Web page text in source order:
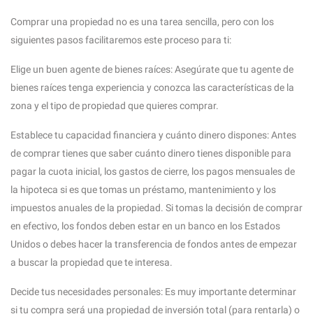
Comprar una propiedad no es una tarea sencilla, pero con los
siguientes pasos facilitaremos este proceso para ti:
Elige un buen agente de bienes raíces: Asegúrate que tu agente de
bienes raíces tenga experiencia y conozca las características de la
zona y el tipo de propiedad que quieres comprar.
Establece tu capacidad financiera y cuánto dinero dispones: Antes
de comprar tienes que saber cuánto dinero tienes disponible para
pagar la cuota inicial, los gastos de cierre, los pagos mensuales de
la hipoteca si es que tomas un préstamo, mantenimiento y los
impuestos anuales de la propiedad. Si tomas la decisión de comprar
en efectivo, los fondos deben estar en un banco en los Estados
Unidos o debes hacer la transferencia de fondos antes de empezar
a buscar la propiedad que te interesa.
Decide tus necesidades personales: Es muy importante determinar
si tu compra será una propiedad de inversión total (para rentarla) o